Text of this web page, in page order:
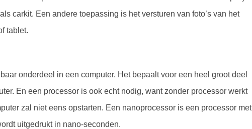
carkit. Een andere toepassing is het versturen van foto’s van het
tablet.
onderdeel in een computer. Het bepaalt voor een heel groot deel
En een processor is ook echt nodig, want zonder processor werkt
zal niet eens opstarten. Een nanoprocessor is een processor met
uitgedrukt in nano-seconden.